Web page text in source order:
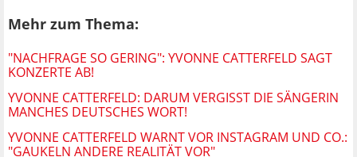
Mehr zum Thema:
"NACHFRAGE SO GERING": YVONNE CATTERFELD SAGT
KONZERTE AB!
YVONNE CATTERFELD: DARUM VERGISST DIE SÄNGERIN
MANCHES DEUTSCHES WORT!
YVONNE CATTERFELD WARNT VOR INSTAGRAM UND CO.:
"GAUKELN ANDERE REALITÄT VOR"